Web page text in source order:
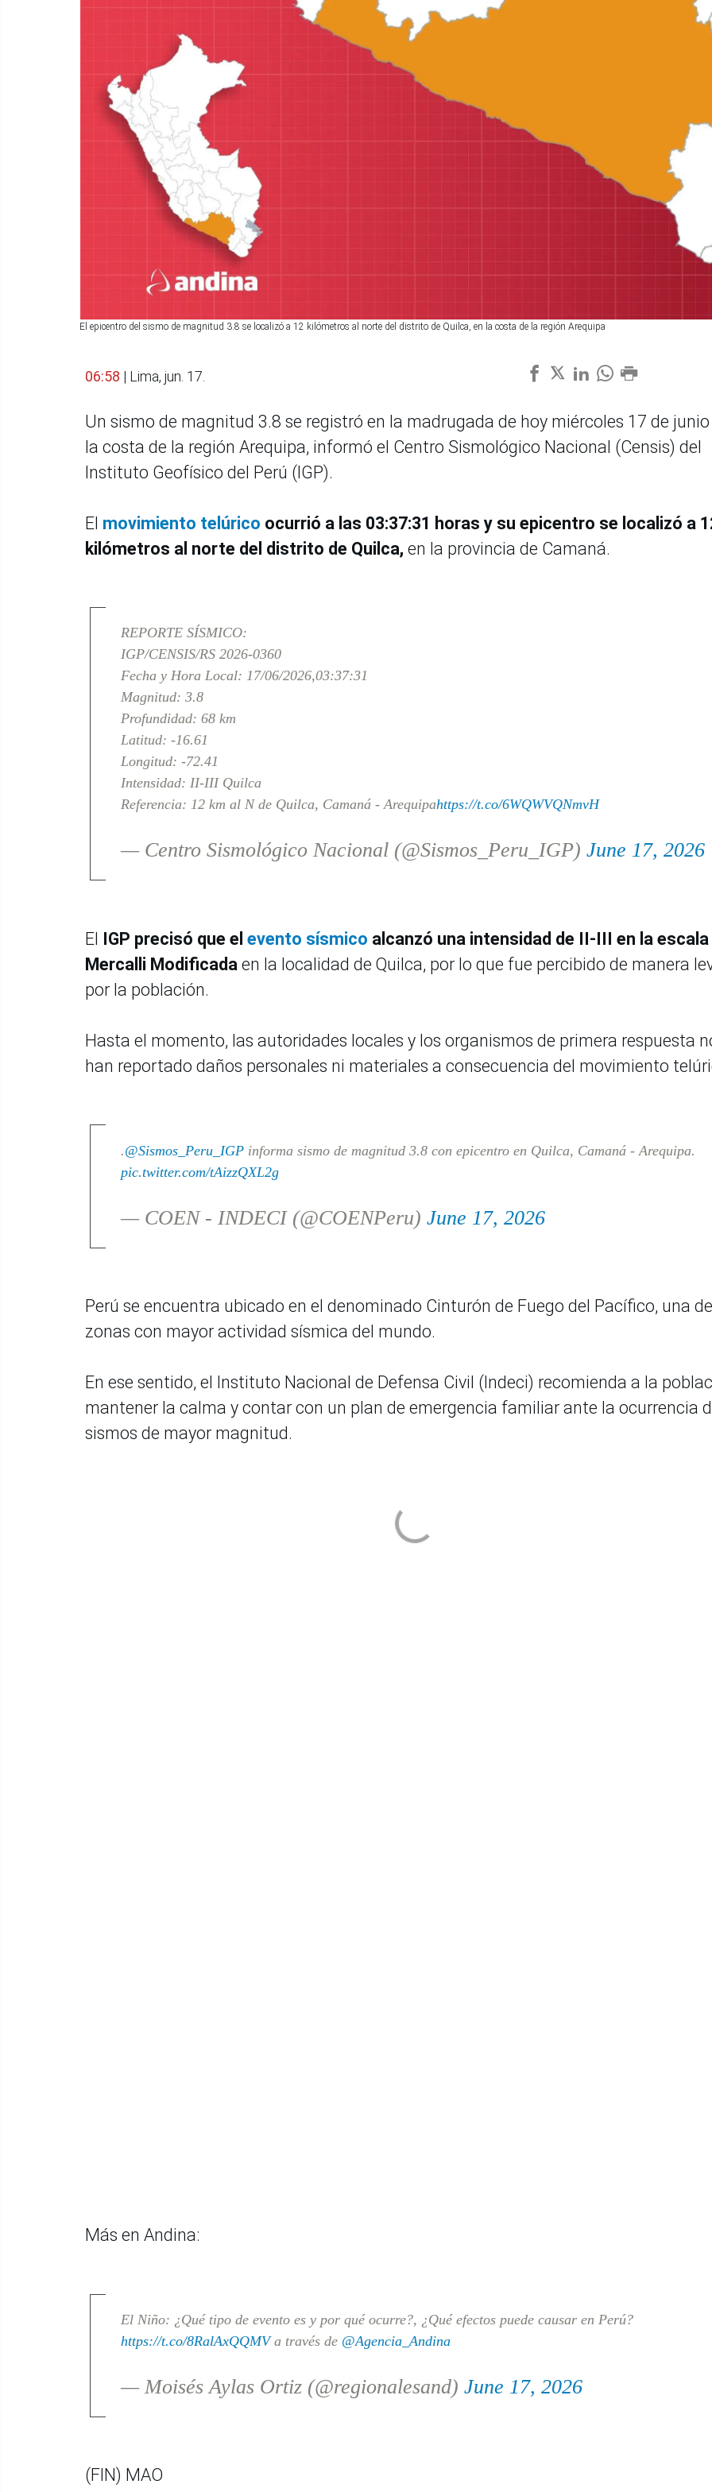
El epicentro del sismo de magnitud 3.8 se localizó a 12 kilómetros al norte del distrito de Quilca, en la costa de la región Arequipa
06:58 | Lima, jun. 17.
Un sismo de magnitud 3.8 se registró en la madrugada de hoy miércoles 17 de junio
la costa de la región Arequipa, informó el Centro Sismológico Nacional (Censis) del
Instituto Geofísico del Perú (IGP).
El movimiento telúrico ocurrió a las 03:37:31 horas y su epicentro se localizó a
kilómetros al norte del distrito de Quilca, en la provincia de Camaná.
REPORTE SÍSMICO:
IGP/CENSIS/RS 2026-0360
Fecha y Hora Local: 17/06/2026,03:37:31
Magnitud: 3.8
Profundidad: 68 km
Latitud: -16.61
Longitud: -72.41
Intensidad: II-III Quilca
Referencia: 12 km al N de Quilca, Camaná - Arequipahttps://t.co/6WQWVQNmvH
— Centro Sismológico Nacional (@Sismos_Peru_IGP) June 17, 2026
El IGP precisó que el evento sísmico alcanzó una intensidad de II-III en la escala
Mercalli Modificada en la localidad de Quilca, por lo que fue percibido de manera
por la población.
Hasta el momento, las autoridades locales y los organismos de primera respuesta
han reportado daños personales ni materiales a consecuencia del movimiento
.@Sismos_Peru_IGPinforma sismo de magnitud 3.8 con epicentro en Quilca, Camaná - Arequipa.
pic.twitter.com/tAizzQXL2g
— COEN - INDECI (@COENPeru) June 17, 2026
Perú se encuentra ubicado en el denominado Cinturón de Fuego del Pacífico, una
zonas con mayor actividad sísmica del mundo.
En ese sentido, el Instituto Nacional de Defensa Civil (Indeci) recomienda a la
mantener la calma y contar con un plan de emergencia familiar ante la ocurrencia
sismos de mayor magnitud.
Más en Andina:
El Niño: ¿Qué tipo de evento es y por qué ocurre?, ¿Qué efectos puede causar en Perú?
https://t.co/8RalAxQQMVa través de @Agencia_Andina
— Moisés Aylas Ortiz (@regionalesand) June 17, 2026
(FIN) MAO